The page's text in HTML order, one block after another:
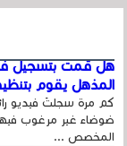
هل قمت بتسجيل
المذهل يقوم
كم مرة سجلتَ فيديو
ضوضاء غير مرغوب
المخصص ...